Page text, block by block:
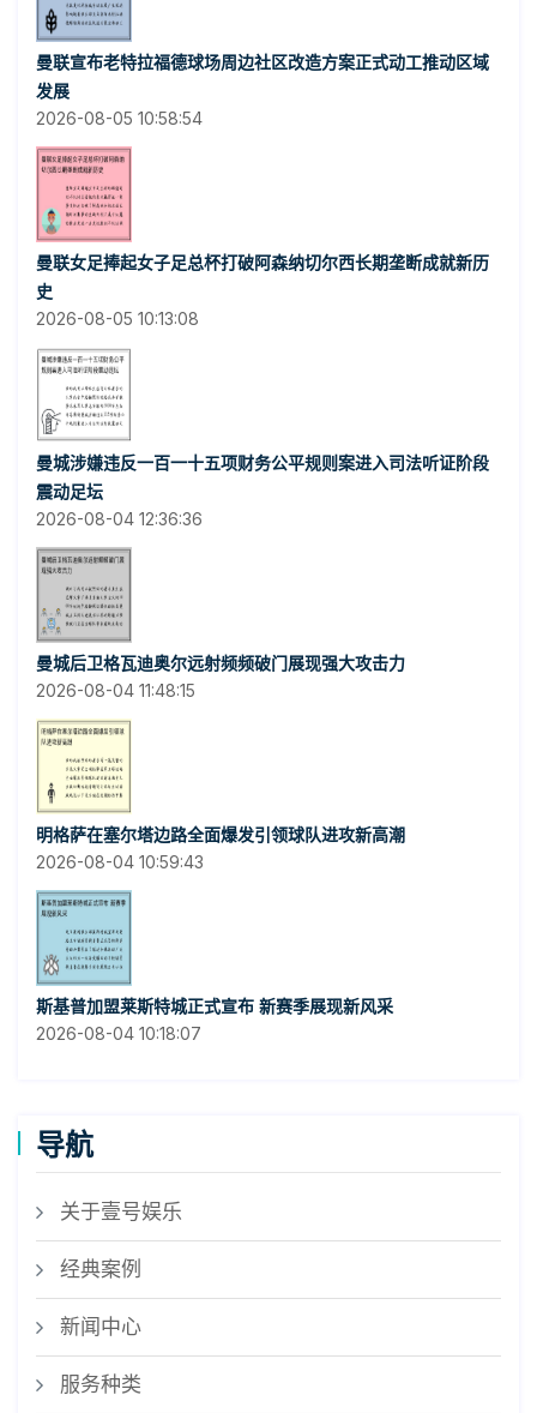
曼联宣布老特拉福德球场周边社区改造方案正式动工推动区域
发展
2026-08-05 10:58:54
曼联女足捧起女子足总杯打破阿森纳切尔西长期垄断成就新历
史
2026-08-05 10:13:08
曼城涉嫌违反一百一十五项财务公平规则案进入司法听证阶段
震动足坛
2026-08-04 12:36:36
曼城后卫格瓦迪奥尔远射频频破门展现强大攻击力
2026-08-04 11:48:15
明格萨在塞尔塔边路全面爆发引领球队进攻新高潮
2026-08-04 10:59:43
斯基普加盟莱斯特城正式宣布 新赛季展现新风采
2026-08-04 10:18:07
导航
关于壹号娱乐
经典案例
新闻中心
服务种类